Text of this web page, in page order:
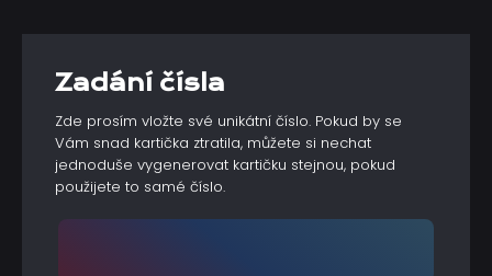
Zadání čísla
Zde prosím vložte své unikátní číslo. Pokud by se
Vám snad kartička ztratila, můžete si nechat
jednoduše vygenerovat kartičku stejnou, pokud
použijete to samé číslo.